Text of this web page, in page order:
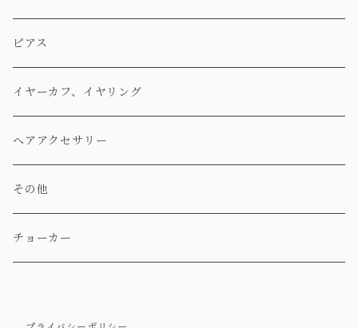
ピアス
イヤーカフ、イヤリング
ヘアアクセサリー
その他
チョーカー